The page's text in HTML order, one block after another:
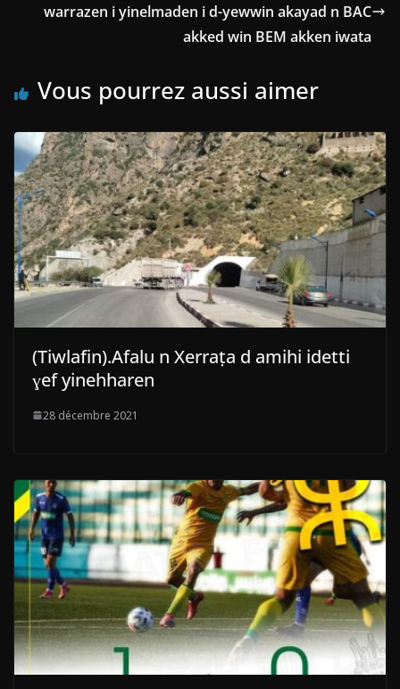
warrazen i yinelmaden i d-yewwin akayad n BAC
akked win BEM akken iwata
Vous pourrez aussi aimer
(Tiwlafin).Afalu n Xerraṭa d amihi idetti
ɣef yinehharen
28 décembre 2021